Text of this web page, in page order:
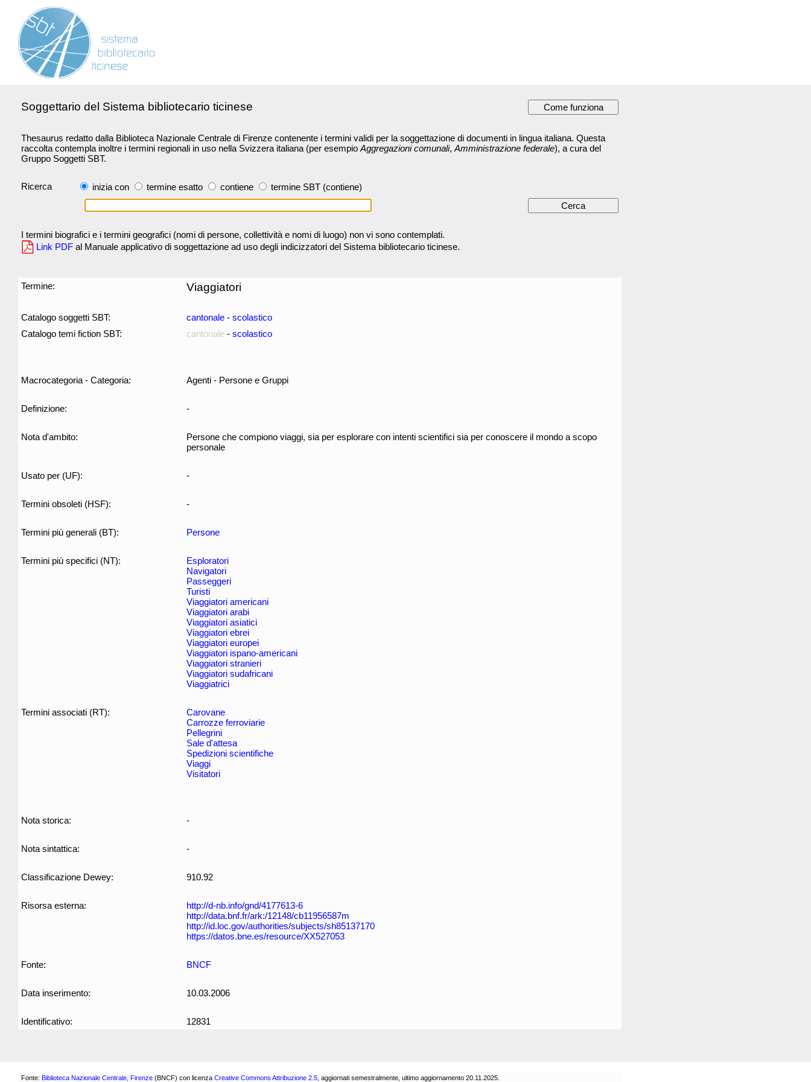
Soggettario del Sistema bibliotecario ticinese
Thesaurus redatto dalla Biblioteca Nazionale Centrale di Firenze contenente i termini validi per la soggettazione di documenti in lingua italiana. Questa
raccolta contempla inoltre i termini regionali in uso nella Svizzera italiana (per esempio Aggregazioni comunali, Amministrazione federale), a cura del
Gruppo Soggetti SBT.
Ricerca inizia con termine esatto contiene termine SBT (contiene)
I termini biografici e i termini geografici (nomi di persone, collettività e nomi di luogo) non vi sono contemplati.
Link PDF al Manuale applicativo di soggettazione ad uso degli indicizzatori del Sistema bibliotecario ticinese.
Termine: Viaggiatori
Catalogo soggetti SBT: cantonale - scolastico
Catalogo temi fiction SBT:
cantonale - scolastico
Macrocategoria - Categoria: Agenti - Persone e Gruppi
Definizione: -
Nota d'ambito:
Persone che compiono viaggi, sia per esplorare con intenti scientifici sia per conoscere il mondo a scopo
personale
Usato per (UF): -
Termini obsoleti (HSF): -
Termini più generali (BT): Persone
Termini più specifici (NT):
Esploratori
Navigatori
Passeggeri
Turisti
Viaggiatori americani
Viaggiatori arabi
Viaggiatori asiatici
Viaggiatori ebrei
Viaggiatori europei
Viaggiatori ispano-americani
Viaggiatori stranieri
Viaggiatori sudafricani
Viaggiatrici
Termini associati (RT):
Carovane
Carrozze ferroviarie
Pellegrini
Sale d'attesa
Spedizioni scientifiche
Viaggi
Visitatori
Nota storica: -
Nota sintattica: -
Classificazione Dewey: 910.92
Risorsa esterna:
http://d-nb.info/gnd/4177613-6
http://data.bnf.fr/ark:/12148/cb11956587m
http://id.loc.gov/authorities/subjects/sh85137170
https://datos.bne.es/resource/XX527053
Fonte: BNCF
Data inserimento: 10.03.2006
Identificativo: 12831
Fonte: Biblioteca Nazionale Centrale, Firenze (BNCF) con licenza Creative Commons Attribuzione 2.5 , aggiornati semestralmente, ultimo aggiornamento 20.11.2025.